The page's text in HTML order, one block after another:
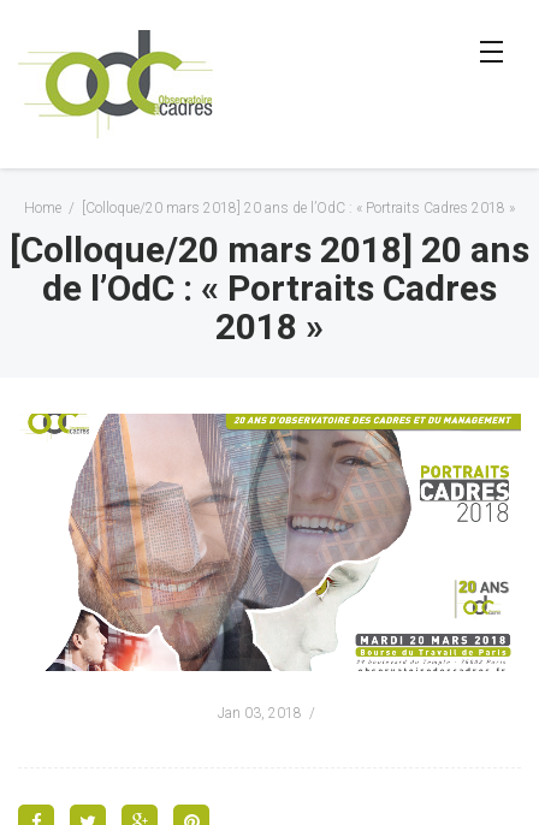
Home / [Colloque/20 mars 2018] 20 ans de l’OdC : « Portraits Cadres 2018 »
[Colloque/20 mars 2018] 20 ans
de l’OdC : « Portraits Cadres
2018 »
Jan 03, 2018